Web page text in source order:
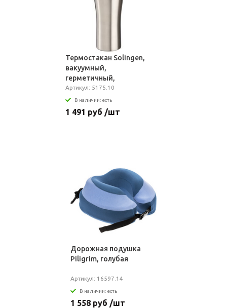
Термостакан Solingen,
вакуумный,
герметичный,
серебристый
Артикул: 5175.10
В наличии: есть
1 491 руб /шт
Дорожная подушка
Piligrim, голубая
Артикул: 16597.14
В наличии: есть
1 558 руб /шт